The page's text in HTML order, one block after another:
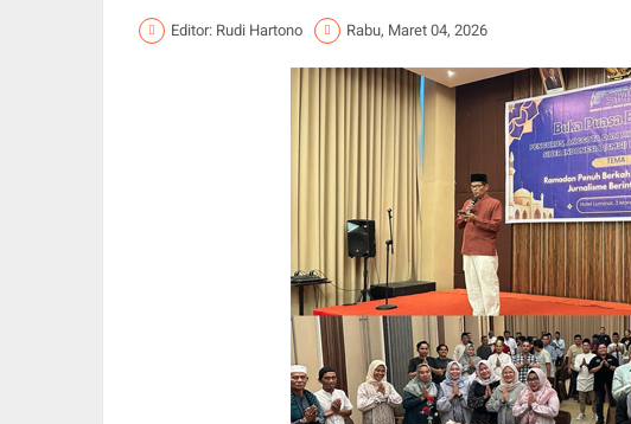
Editor: Rudi Hartono Rabu, Maret 04, 2026